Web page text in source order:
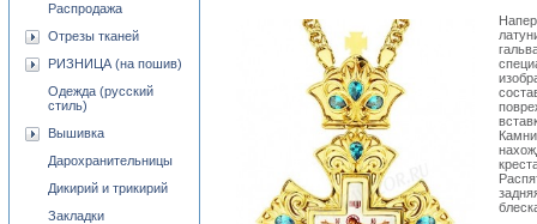
Распродажа
Отрезы тканей
РИЗНИЦА (на пошив)
Одежда (русский
стиль)
Вышивка
Дарохранительницы
Дикирий и трикирий
Закладки